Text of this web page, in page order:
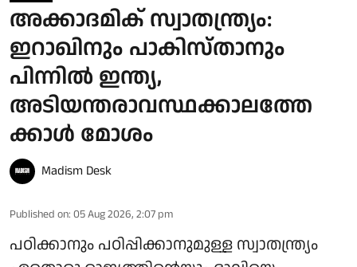
അക്കാദമിക് സ്വാതന്ത്യ്രം:
ഇറാഖിനും പാകിസ്താനും
പിന്നിൽ ഇന്ത്യ,
അടിയന്തരാവസ്ഥക്കാലത്തേ
ക്കാൾ മോശം
Madism Desk
Published on: 05 Aug 2026, 2:07 pm
പഠിക്കാനും പഠിപ്പിക്കാനുമുള്ള സ്വാതന്ത്ര്യം